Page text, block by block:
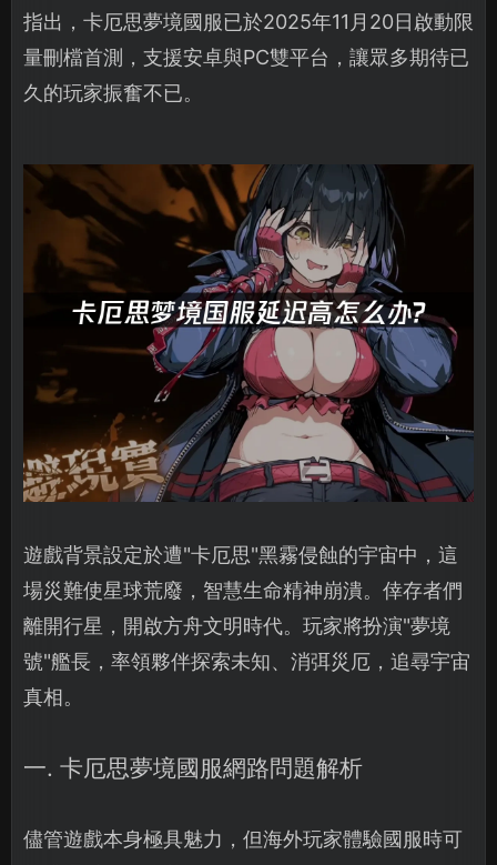
指出，卡厄思夢境國服已於2025年11月20日啟動限
量刪檔首測，支援安卓與PC雙平台，讓眾多期待已
久的玩家振奮不已。
遊戲背景設定於遭"卡厄思"黑霧侵蝕的宇宙中，這
場災難使星球荒廢，智慧生命精神崩潰。倖存者們
離開行星，開啟方舟文明時代。玩家將扮演"夢境
號"艦長，率領夥伴探索未知、消弭災厄，追尋宇宙
真相。
一. 卡厄思夢境國服網路問題解析
儘管遊戲本身極具魅力，但海外玩家體驗國服時可